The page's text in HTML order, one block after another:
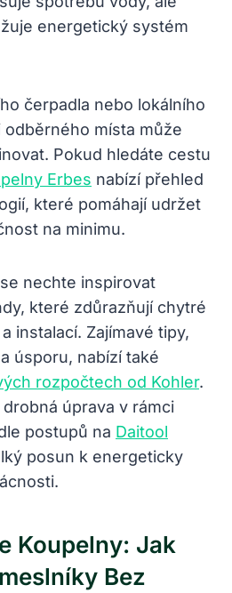
energetický systém
čerpadla nebo lokálního
místa může
Pokud hledáte cestu
Erbes nabízí přehled
které pomáhají udržet
na minimu.
nechte inspirovat
které zdůrazňují chytré
instalací. Zajímavé tipy,
úsporu, nabízí také
rozpočtech od Kohler.
úprava v rámci
postupů na Daitool
posun k energeticky
Koupelny: Jak
Bez